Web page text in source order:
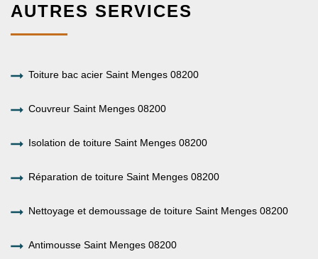
AUTRES SERVICES
Toiture bac acier Saint Menges 08200
Couvreur Saint Menges 08200
Isolation de toiture Saint Menges 08200
Réparation de toiture Saint Menges 08200
Nettoyage et demoussage de toiture Saint Menges 08200
Antimousse Saint Menges 08200